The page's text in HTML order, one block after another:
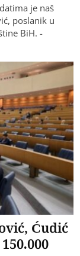
je naš
poslanik u
BiH. -
Ćudić